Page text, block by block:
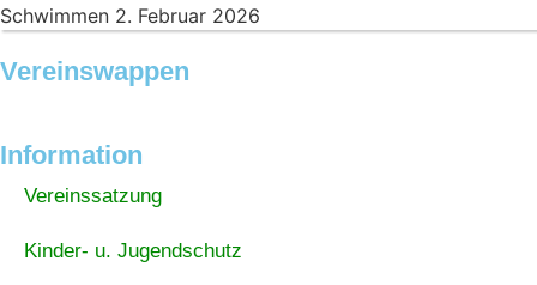
Schwimmen 2. Februar 2026
Vereinswappen
Information
Vereinssatzung
Kinder- u. Jugendschutz